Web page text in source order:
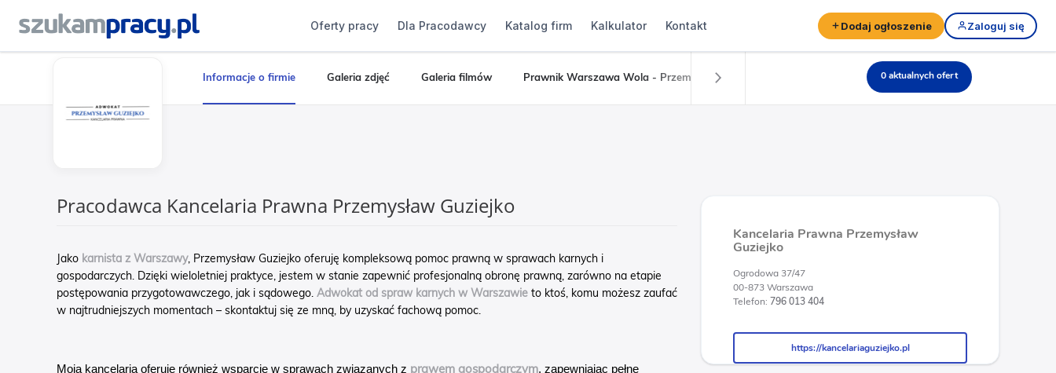
Oferty pracy Dla Pracodawcy Katalog firm Kalkulator Kontakt Dodaj ogłoszenie Zaloguj się
Informacje o firmie Galeria zdjęć Galeria filmów Prawnik Warszawa Wola - Przemysław Guziejko 0 aktualnych ofert
Pracodawca Kancelaria Prawna Przemysław Guziejko
Jako karnista z Warszawy, Przemysław Guziejko oferuję kompleksową pomoc prawną w sprawach karnych i
gospodarczych. Dzięki wieloletniej praktyce, jestem w stanie zapewnić profesjonalną obronę prawną, zarówno na etapie
postępowania przygotowawczego, jak i sądowego. Adwokat od spraw karnych w Warszawie to ktoś, komu możesz zaufać
w najtrudniejszych momentach – skontaktuj się ze mną, by uzyskać fachową pomoc.
Moja kancelaria oferuje również wsparcie w sprawach związanych z prawem gospodarczym, zapewniając pełne
Kancelaria Prawna Przemysław
Guziejko
Ogrodowa 37/47
00-873 Warszawa
Telefon: 796 013 404
https://kancelariaguziejko.pl
https://kancelariaguziejko.pl